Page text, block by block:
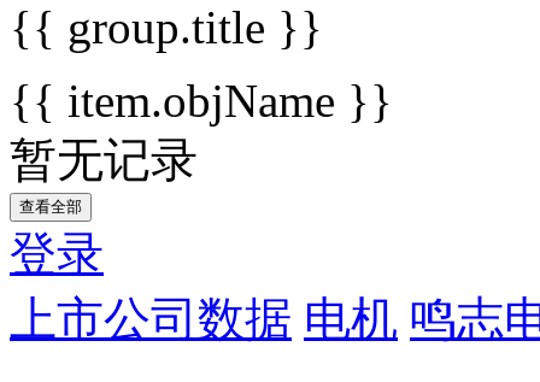
{{ group.title }}
{{ item.objName }}
暂无记录
查看全部
登录
上市公司数据 电机 鸣志